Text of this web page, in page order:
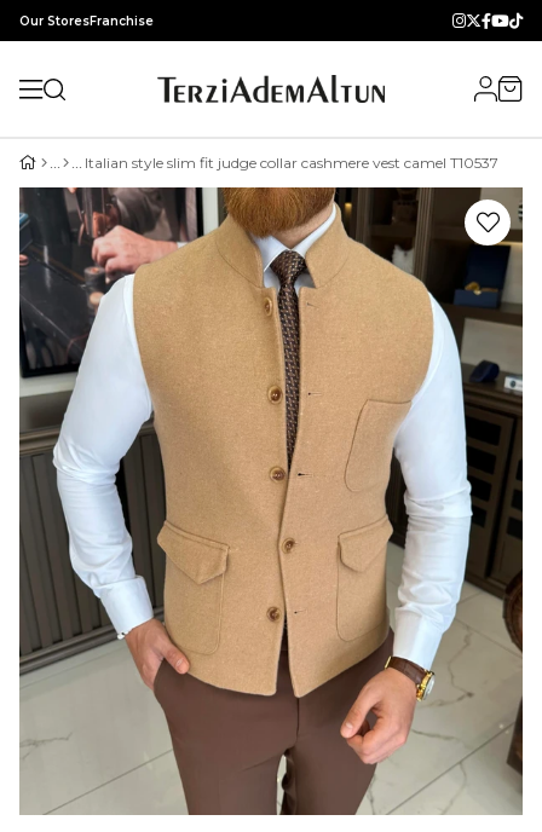
Our StoresFranchise
Italian style slim fit judge collar cashmere vest camel T10537